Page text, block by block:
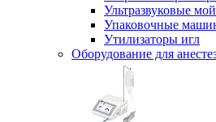
Ультразвуковые
Упаковочные
Утилизаторы игл
Оборудование для